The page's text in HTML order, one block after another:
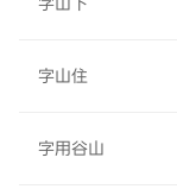
字山住
字用谷山